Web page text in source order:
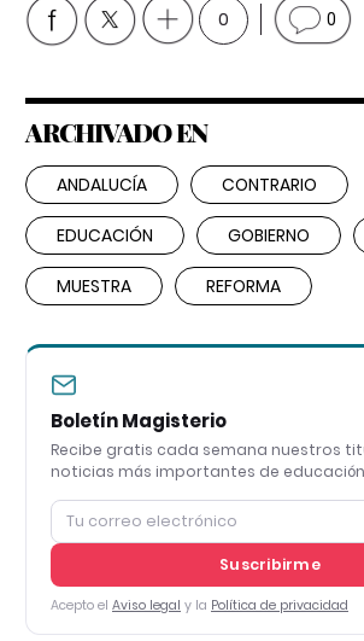
0 0
ARCHIVADO EN
ANDALUCÍA CONTRARIO
EDUCACIÓN GOBIERNO
MUESTRA REFORMA
Boletín Magisterio
Recibe gratis cada semana nuestros
noticias más importantes de educación
Suscribirme
Acepto el Aviso legal y la Política de privacidad